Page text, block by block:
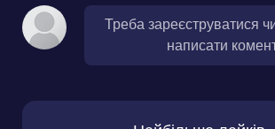
Треба зареєструватися
написати